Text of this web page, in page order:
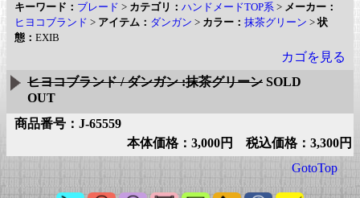
キーワード： ブレード > カテゴリ： ハンドメードTOP系 > メーカー：
ヒヨコブランド > アイテム： ダンガン > カラー： 抹茶グリーン >状
態： EXIB
カゴを見る
ヒヨコブランド / ダンガン :抹茶グリーン SOLD
OUT
商品番号：J-65559
本体価格：3,000円 税込価格：3,300円
GotoTop